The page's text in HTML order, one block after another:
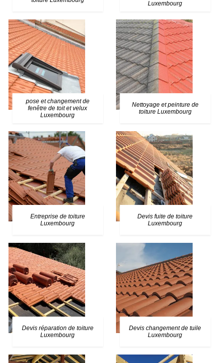
Luxembourg
pose et changement de
fenêtre de toit et velux
Luxembourg
Nettoyage et peinture de
toiture Luxembourg
Entreprise de toiture
Luxembourg
Devis fuite de toiture
Luxembourg
Devis réparation de toiture
Luxembourg
Devis changement de tuile
Luxembourg